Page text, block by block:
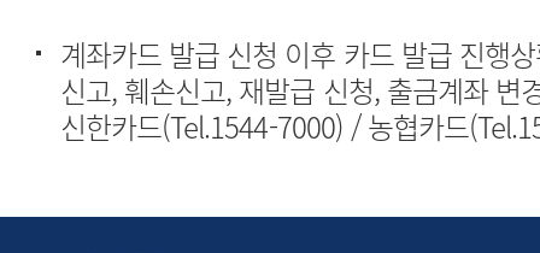
신고, 훼손신고, 재발급 신청, 출금계좌 변
신한카드(Tel.1544-7000) / 농협카드